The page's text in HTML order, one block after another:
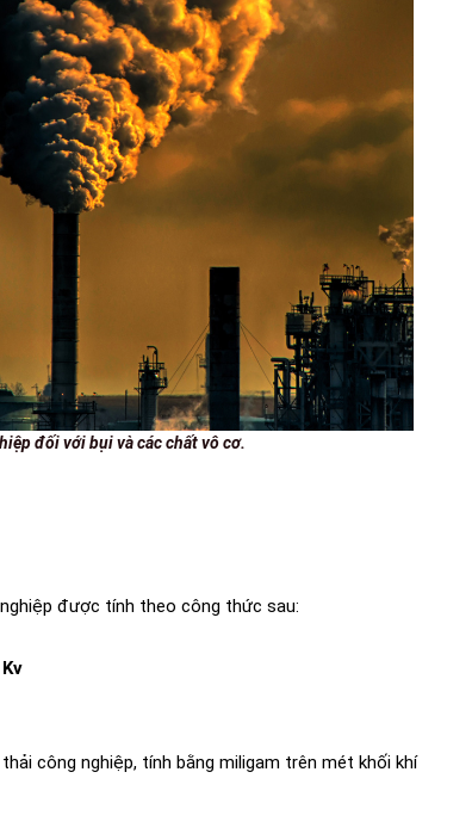
đối với bụi và các chất vô cơ.
được tính theo công thức sau:
công nghiệp, tính bằng miligam trên mét khối khí